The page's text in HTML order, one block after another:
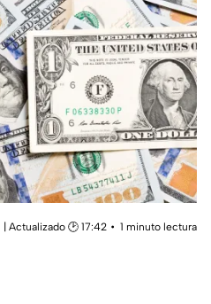
| Actualizado 🕑 17:42
1 minuto lectura